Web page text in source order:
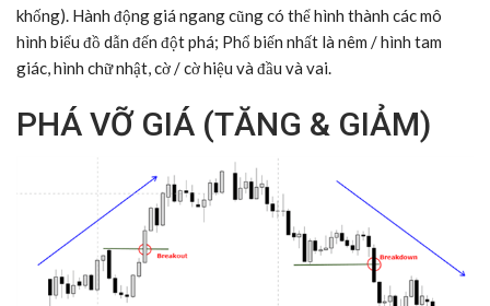
khống). Hành động giá ngang cũng có thể hình thành các mô
hình biểu đồ dẫn đến đột phá; Phổ biến nhất là nêm / hình tam
giác, hình chữ nhật, cờ / cờ hiệu và đầu và vai.
PHÁ VỠ GIÁ (TĂNG & GIẢM)